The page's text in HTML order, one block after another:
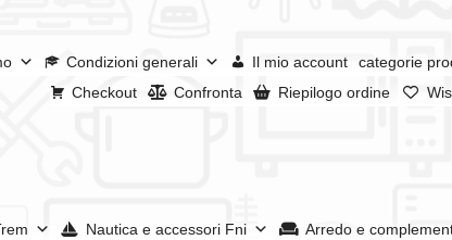
Condizioni generali Il mio account
categorie
Checkout
Confronta Riepilogo ordine
Nautica e accessori Fni
Arredo e